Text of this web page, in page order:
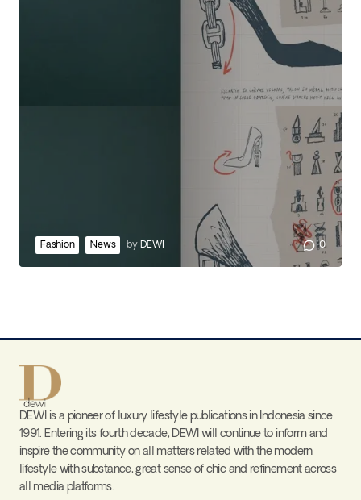
Fashion News by DEWI 0
DEWI is a pioneer of luxury lifestyle publications in Indonesia since
1991. Entering its fourth decade, DEWI will continue to inform and
inspire the community on all matters related with the modern
lifestyle with substance, great sense of chic and refinement across
all media platforms.